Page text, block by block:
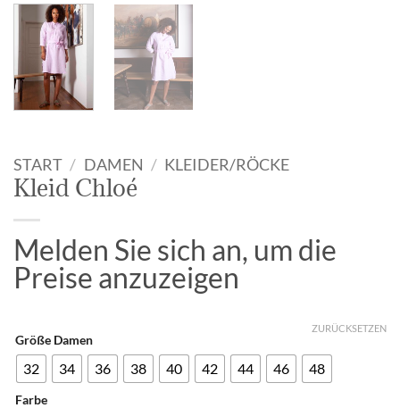
START / DAMEN / KLEIDER/RÖCKE
Kleid Chloé
Melden Sie sich an, um die
Preise anzuzeigen
Größe Damen
32 34 36 38 40 42 44 46 48
Farbe
ZURÜCKSETZEN